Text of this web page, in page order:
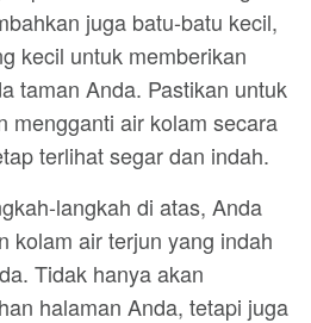
juga batu-batu kecil,
kecil untuk memberikan
taman Anda. Pastikan untuk
mengganti air kolam secara
terlihat segar dan indah.
langkah di atas, Anda
kolam air terjun yang indah
Tidak hanya akan
halaman Anda, tetapi juga